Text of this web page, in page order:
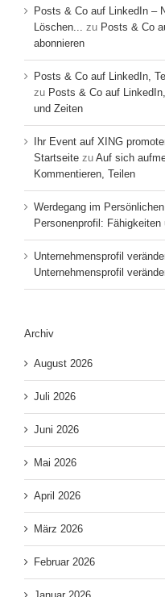
Posts & Co auf LinkedIn –
Löschen... zu Posts & Co
abonnieren
Posts & Co auf LinkedIn,
zu Posts & Co auf
und Zeiten
Ihr Event auf XING
Startseite zu Auf sich
Kommentieren, Teilen
Werdegang im
Personenprofil:
Unternehmensprofil
Unternehmensprofil
Archiv
August 2026
Juli 2026
Juni 2026
Mai 2026
April 2026
März 2026
Februar 2026